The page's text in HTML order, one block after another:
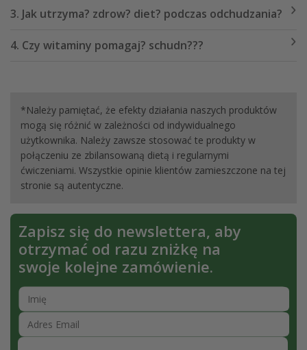
3. Jak utrzyma? zdrow? diet? podczas odchudzania?
4. Czy witaminy pomagaj? schudn???
*Należy pamiętać, że efekty działania naszych produktów
mogą się różnić w zależności od indywidualnego
użytkownika. Należy zawsze stosować te produkty w
połączeniu ze zbilansowaną dietą i regularnymi
ćwiczeniami. Wszystkie opinie klientów zamieszczone na tej
stronie są autentyczne.
Zapisz się do newslettera, aby
otrzymać od razu zniżkę na
swoje kolejne zamówienie.